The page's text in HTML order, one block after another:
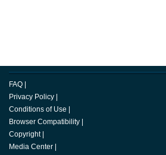
FAQ
Privacy Policy
Conditions of Use
Browser Compatibility
Copyright
Media Center